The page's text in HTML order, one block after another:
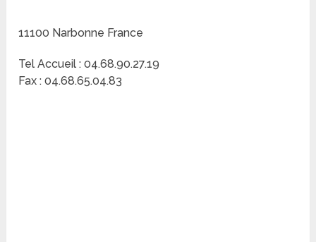
11100 Narbonne France
Tel Accueil : 04.68.90.27.19
Fax : 04.68.65.04.83